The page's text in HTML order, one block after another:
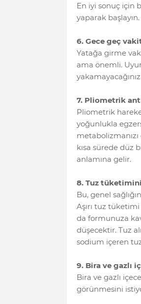
En iyi sonuç için
yaparak başlayın.
6. Gece geç
Yatağa girme
ama önemli.
7. Pliometrik
Pliometrik
yoğunlukla
metabolizmanızı
kısa sürede düz
anlamına gelir.
8. Tuz
Bu, genel
Aşırı tuz
da formunuza
düşecektir. Tuz
sodium içeren
9. Bira ve gazlı
Bira ve gazlı
görünmesini